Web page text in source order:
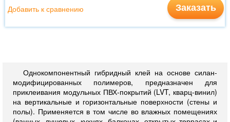
Заказать
Добавить к сравнению
Однокомпонентный гибридный клей на основе силан-
модифицированных полимеров, предназначен для
приклеивания модульных ПВХ-покрытий (LVT, кварц-винил)
на вертикальные и горизонтальные поверхности (стены и
полы). Применяется в том числе во влажных помещениях